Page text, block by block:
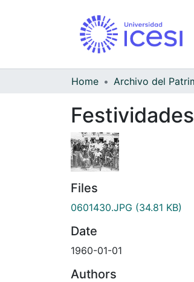
Home
Festividades
Files
0601430.JPG (34.81 KB)
Date
1960-01-01
Authors